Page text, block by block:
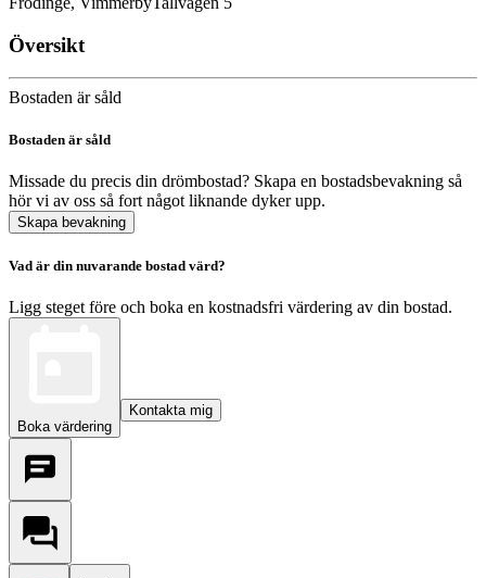
Översikt
Bostaden är såld
Bostaden är såld
Missade du precis din drömbostad? Skapa en bostadsbevakning så
hör vi av oss så fort något liknande dyker upp.
Skapa bevakning
Vad är din nuvarande bostad värd?
Ligg steget före och boka en kostnadsfri värdering av din bostad.
Boka värdering
Kontakta mig